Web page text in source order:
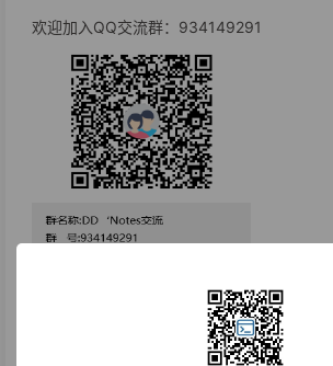
欢迎加入QQ交流群：934149291